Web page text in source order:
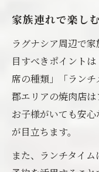
家族連れで楽し
ラグナシア周辺で
目すべきポイント
席の種類」「ラン
郡エリアの焼肉店
お子様がいても安
が目立ちます。
また、ランチタイ